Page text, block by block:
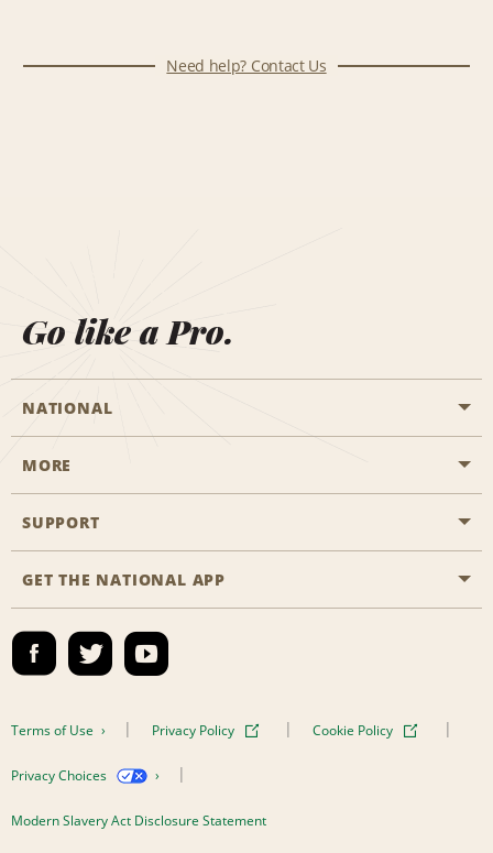
Need help? Contact Us
Go like a Pro.
NATIONAL
Start a Reservation
Business Programmes
Emerald Club Sign In
MORE
Career Opportunities
SUPPORT
Accessibility
FAQs
GET THE NATIONAL APP
Terms of Use Privacy Policy Cookie Policy
Privacy Choices
Modern Slavery Act Disclosure Statement